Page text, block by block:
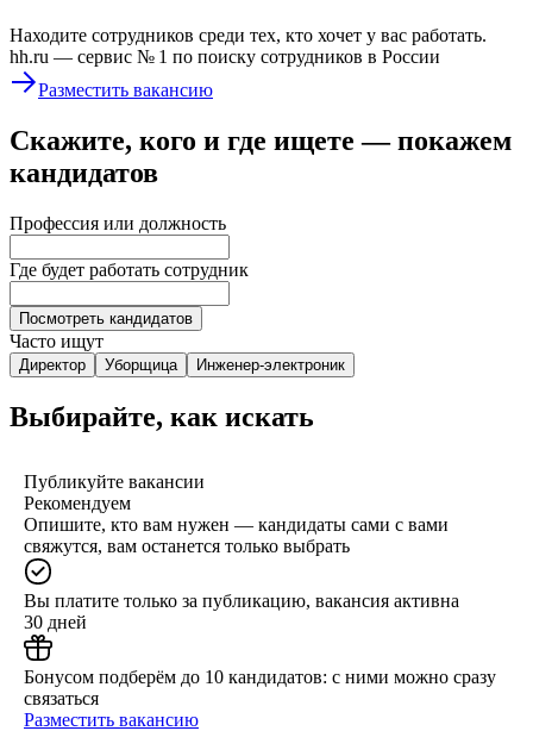
Находите сотрудников среди тех, кто хочет у вас работать.
hh.ru — сервис № 1 по поиску сотрудников в России
Разместить вакансию
Скажите, кого и где ищете — покажем
кандидатов
Профессия или должность
Где будет работать сотрудник
Посмотреть кандидатов
Часто ищут
Директор Уборщица Инженер-электроник
Выбирайте, как искать
Публикуйте вакансии
Рекомендуем
Опишите, кто вам нужен — кандидаты сами с вами
свяжутся, вам останется только выбрать
Вы платите только за публикацию, вакансия активна
30 дней
Бонусом подберём до 10 кандидатов: с ними можно сразу
связаться
Разместить вакансию